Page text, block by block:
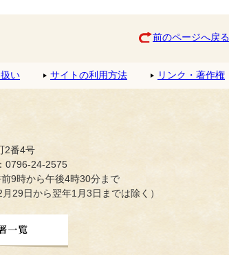
前のページへ戻る
い サイトの利用方法 リンク・著作権
2番4号
0796-24-2575
9時から午後4時30分まで
29日から翌年1月3日までは除く）